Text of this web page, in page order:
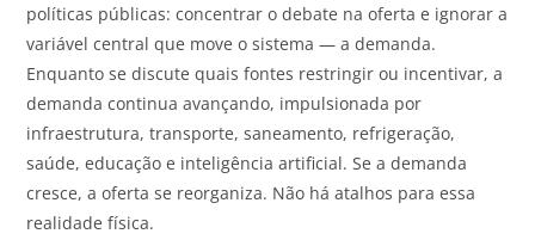
políticas públicas: concentrar o debate na oferta e ignorar a
variável central que move o sistema — a demanda.
Enquanto se discute quais fontes restringir ou incentivar, a
demanda continua avançando, impulsionada por
infraestrutura, transporte, saneamento, refrigeração,
saúde, educação e inteligência artificial. Se a demanda
cresce, a oferta se reorganiza. Não há atalhos para essa
realidade física.